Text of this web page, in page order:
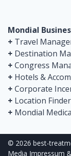
Mondial
+ Travel
+ Destination
+ Congress
+ Hotels &
+ Corporate
+ Location Finder
+ Mondial Medica
© 2026 best-
Media Impressum